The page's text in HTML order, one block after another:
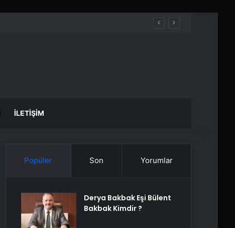
İLETIŞIM
Popüler Son Yorumlar
Derya Bakbak Eşi Bülent
Bakbak Kimdir ?